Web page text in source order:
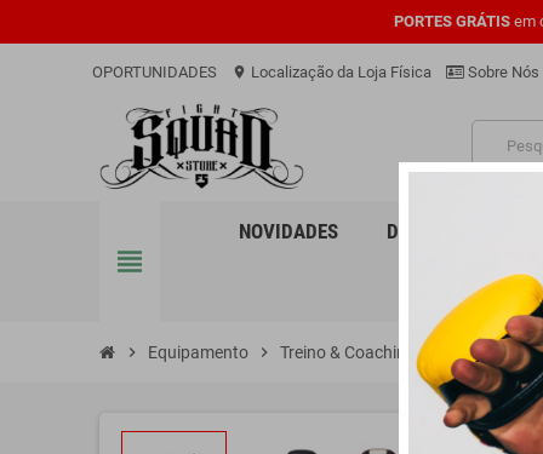
PORTES GRÁTIS em
OPORTUNIDADES location_on Localização da Loja Física Sobre Nós
view_headline
NOVIDADES DESPORTOS
chevron_right Equipamento chevron_right Treino & Coaching chevron_right Plastrons